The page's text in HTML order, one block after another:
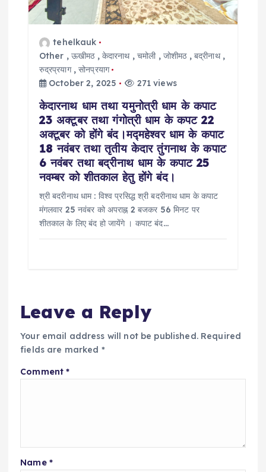
tehelkauk
Other , ऊखीमठ, केदारनाथ,चमोली, जोशीमठ, बद्रीनाथ,
रुद्रप्रयाग,सोनप्रयाग
October 2, 2025
271 views
केदारनाथ धाम तथा यमुनोत्री धाम के कपाट
23 अक्टूबर तथा गंगोत्री धाम के कपट 22
अक्टूबर को होंगे बंद।मद्महेश्वर धाम के कपाट
18 नवंबर तथा तृतीय केदार तुंगनाथ के कपाट
6 नवंबर तथा बद्रीनाथ धाम के कपाट 25
नवम्बर को शीतकाल हेतु होंगे बंद।
श्री बदरीनाथ धाम : विश्व प्रसिद्ध श्री बदरीनाथ धाम के कपाट
मंगलवार 25 नवंबर को अपराह्न 2 बजकर 56 मिनट पर
शीतकाल के लिए बंद हो जायेंगे । कपाट बंद…
Leave a Reply
Your email address will not be published. Required
fields are marked *
Comment*
Name *